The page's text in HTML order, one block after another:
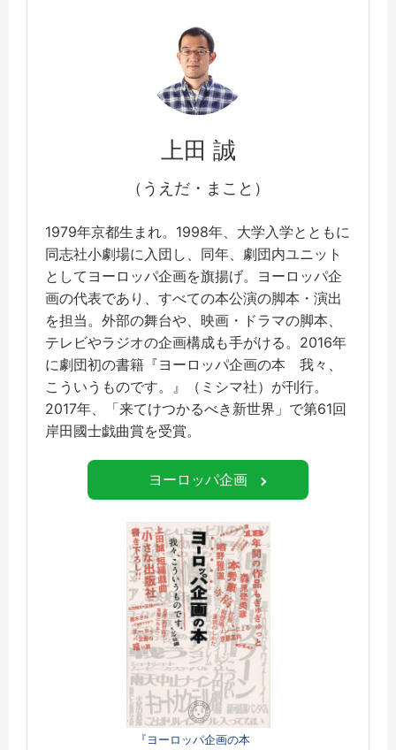
上田 誠
（うえだ・まこと）
1979年京都生まれ。1998年、大学入学とともに
同志社小劇場に入団し、同年、劇団内ユニット
としてヨーロッパ企画を旗揚げ。ヨーロッパ企
画の代表であり、すべての本公演の脚本・演出
を担当。外部の舞台や、映画・ドラマの脚本、
テレビやラジオの企画構成も手がける。2016年
に劇団初の書籍『ヨーロッパ企画の本 我々、
こういうものです。』（ミシマ社）が刊行。
2017年、「来てけつかるべき新世界」で第61回
岸田國士戯曲賞を受賞。
ヨーロッパ企画
『ヨーロッパ企画の本